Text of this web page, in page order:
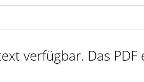
verfügbar. Das